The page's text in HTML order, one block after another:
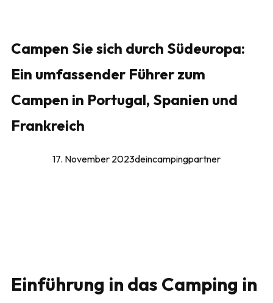
Campen Sie sich durch Südeuropa:
Ein umfassender Führer zum
Campen in Portugal, Spanien und
Frankreich
17. November 2023deincampingpartner
Einführung in das Camping in